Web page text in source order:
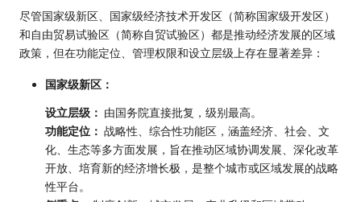
尽管国家级新区、国家级经济技术开发区（简称国家级开发区）
和自由贸易试验区（简称自贸试验区）都是推动经济发展的区域
政策，但在功能定位、管理权限和设立层级上存在显著差异：
国家级新区：
设立层级： 由国务院直接批复，级别最高。
功能定位： 战略性、综合性功能区，涵盖经济、社会、文
化、生态等多方面发展，旨在推动区域协调发展、深化改革
开放、培育新的经济增长极，是整个城市或区域发展的战略
性平台。